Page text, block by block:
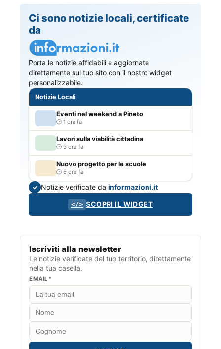
Ci sono notizie locali, certificate
da
Porta le notizie affidabili e aggiornate
direttamente sul tuo sito con il nostro widget
personalizzabile.
Notizie Locali
Eventi nel weekend a Pineto
1 ora fa
Lavori sulla viabilità cittadina
3 ore fa
Nuovo progetto per le scuole
5 ore fa
✓ Notizie verificate dainformazioni.it
</> SCOPRI IL WIDGET
Iscriviti alla newsletter
Le notizie verificate del tuo territorio, direttamente
nella tua casella.
EMAIL*